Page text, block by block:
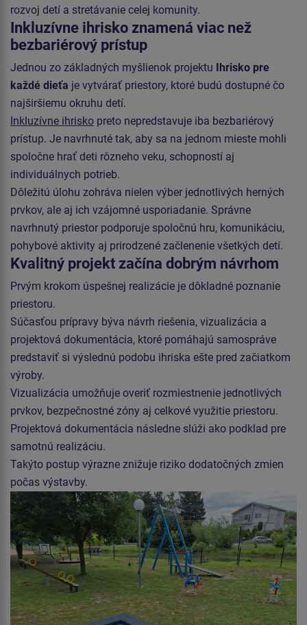
rozvoj detí a stretávanie celej komunity.
Inkluzívne ihrisko znamená viac než
bezbariérový prístup
Jednou zo základných myšlienok projektu
Ihrisko pre
každé dieťa je vytvárať priestory, ktoré budú dostupné čo
najširšiemu okruhu detí.
Inkluzívne ihrisko preto nepredstavuje iba bezbariérový
prístup. Je navrhnuté tak, aby sa na jednom mieste mohli
spoločne hrať deti rôzneho veku, schopností aj
individuálnych potrieb.
Dôležitú úlohu zohráva nielen výber jednotlivých herných
prvkov, ale aj ich vzájomné usporiadanie. Správne
navrhnutý priestor podporuje spoločnú hru, komunikáciu,
pohybové aktivity aj prirodzené začlenenie všetkých detí.
Kvalitný projekt začína dobrým návrhom
Prvým krokom úspešnej realizácie je dôkladné poznanie
priestoru.
Súčasťou prípravy býva návrh riešenia, vizualizácia a
projektová dokumentácia, ktoré pomáhajú samospráve
predstaviť si výslednú podobu ihriska ešte pred začiatkom
výroby.
Vizualizácia umožňuje overiť rozmiestnenie jednotlivých
prvkov, bezpečnostné zóny aj celkové využitie priestoru.
Projektová dokumentácia následne slúži ako podklad pre
samotnú realizáciu.
Takýto postup výrazne znižuje riziko dodatočných zmien
počas výstavby.